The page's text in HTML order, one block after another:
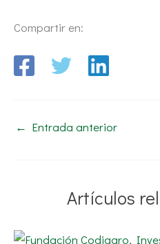
Compartir en:
← Entrada anterior
Artículos